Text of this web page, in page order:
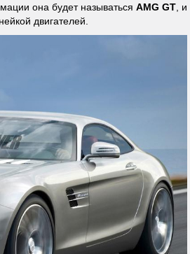
она будет называться AMG GT , и
двигателей.